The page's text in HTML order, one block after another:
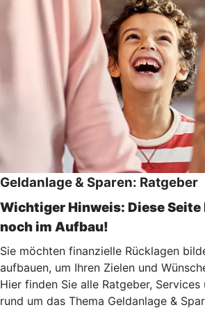
Geldanlage & Sparen: Ratgeber
Wichtiger Hinweis: Diese
noch im Aufbau!
Sie möchten finanzielle Rücklagen
aufbauen, um Ihren Zielen und
Hier finden Sie alle Ratgeber,
rund um das Thema Geldanlage &